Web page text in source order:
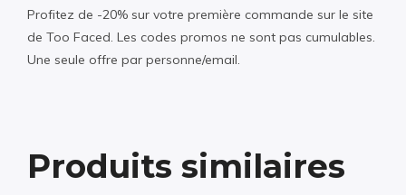
Profitez de -20% sur votre première commande sur le site
de Too Faced. Les codes promos ne sont pas cumulables.
Une seule offre par personne/email.
Produits similaires